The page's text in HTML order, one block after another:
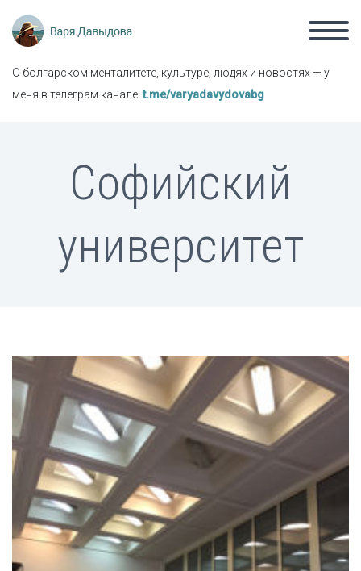
О болгарском менталитете, культуре, людях и новостях — у
меня в телеграм канале:t.me/varyadavydovabg
Софийский
университет